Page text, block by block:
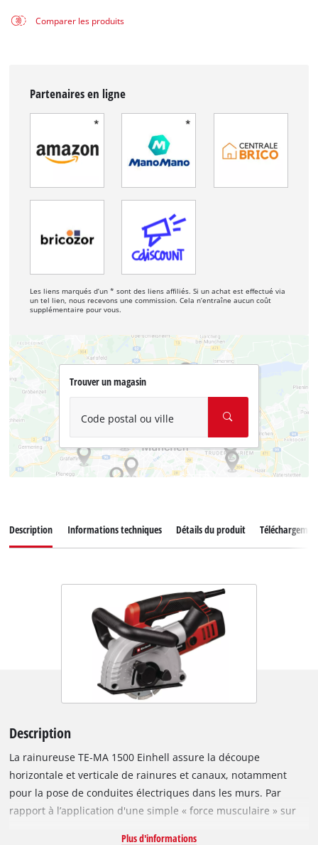
Comparer les produits
Partenaires en ligne
Les liens marqués d’un * sont des liens affiliés. Si un achat est effectué via
un tel lien, nous recevons une commission. Cela n’entraîne aucun coût
supplémentaire pour vous.
Trouver un magasin
Code postal ou ville
Description Informations techniques Détails du produit
Description
La rainureuse TE-MA 1500 Einhell assure la découpe
horizontale et verticale de rainures et canaux, notamment
pour la pose de conduites électriques dans les murs. Par
rapport à l’application d'une simple « force musculaire » sur
Plus d'informations